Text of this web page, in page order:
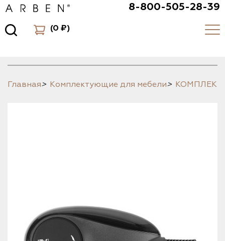
8-800-505-28-39
(0 ₽)
Главная> Комплектующие для мебели>